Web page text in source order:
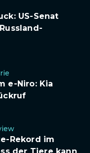
US-Senat
e-Niro: Kia
Rekord im